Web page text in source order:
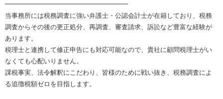
━━━━━━━━━━━━━━━━━━━
当事務所には税務調査に強い弁護士・公認会計士が在籍しており、税務
調査からその後の更正処分、再調査、審査請求、訴訟など豊富な経験が
あります。
税理士と連携して修正申告にも対応可能なので、貴社に顧問税理士がい
なくても心配いりません。
課税事実、法令解釈にこだわり、皆様のために戦い抜き、税務調査によ
る追徴税額ゼロを目指します。